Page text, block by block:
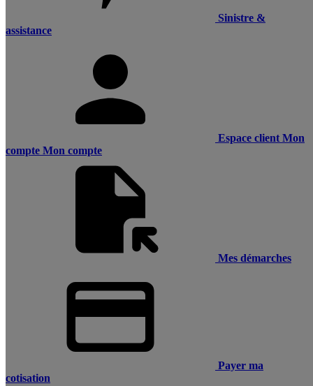
Sinistre &
assistance
Espace client Mon
compte Mon compte
Mes démarches
Payer ma
cotisation